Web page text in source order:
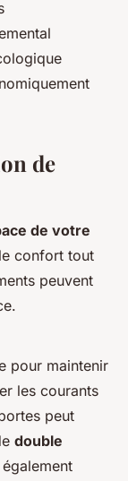
de
de votre
confort tout
peuvent
pour maintenir
les courants
peut
double